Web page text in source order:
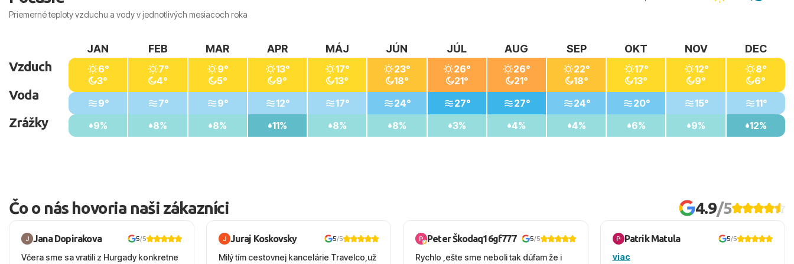
Priemerné teploty vzduchu a vody v jednotlivých mesiacoch roka
Vzduch
Voda
Zrážky
JAN
6°
3°
9°
9%
FEB
7°
4°
7°
8%
MAR
9°
5°
9°
8%
APR
13°
9°
12°
11%
MÁJ
17°
13°
17°
8%
JÚN
23°
18°
24°
8%
JÚL
26°
21°
27°
3%
AUG
26°
21°
27°
4%
SEP
22°
18°
24°
4%
OKT
17°
13°
20°
6%
NOV
12°
9°
15°
9%
DEC
8°
6°
11°
12%
Čo o nás hovoria naši zákazníci 4.9/5
Jana Dopirakova 5/5
Včera sme sa vratili z Hurgady konkretne
Juraj Koskovsky 5/5
Milý tím cestovnej kancelárie Travelco,už
Peter Škodaq16gf777 5/5
Rychlo ,ešte sme neboli tak dúfam že i
Patrik Matula 5/5
viac